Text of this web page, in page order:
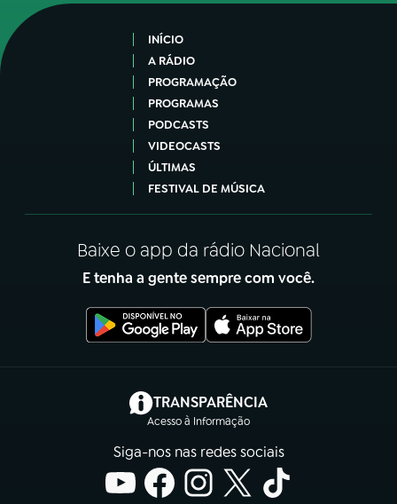
INÍCIO
A RÁDIO
PROGRAMAÇÃO
PROGRAMAS
PODCASTS
VIDEOCASTS
ÚLTIMAS
FESTIVAL DE MÚSICA
Baixe o app da rádio Nacional
E tenha a gente sempre com você.
TRANSPARÊNCIA
Acesso à Informação
(abre em nova aba)
Siga-nos nas redes sociais